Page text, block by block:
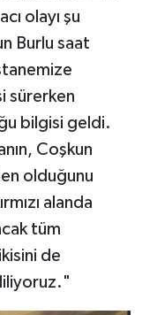
olayı şu
Burlu saat
sürerken
bilgisi geldi.
Coşkun
olduğunu
alanda
tüm
de